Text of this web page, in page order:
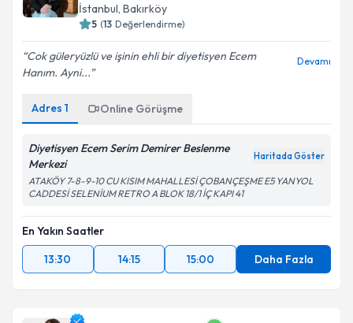
İstanbul, Bakırköy
5 (13 Değerlendirme)
Cok güleryüzlü ve işinin ehli bir diyetisyen Ecem
Hanım. Ayni...
Devamı
Adres 1 Online Görüşme
Diyetisyen Ecem Serim Demirer Beslenme
Merkezi
Haritada Göster
ATAKÖY 7-8-9-10 CU KISIM MAHALLESİ ÇOBANÇEŞME E5 YANYOL
CADDESİ SELENİUM RETRO A BLOK 18/1 İÇ KAPI 41
En Yakın Saatler
13:30
14:15 15:00 Daha Fazla